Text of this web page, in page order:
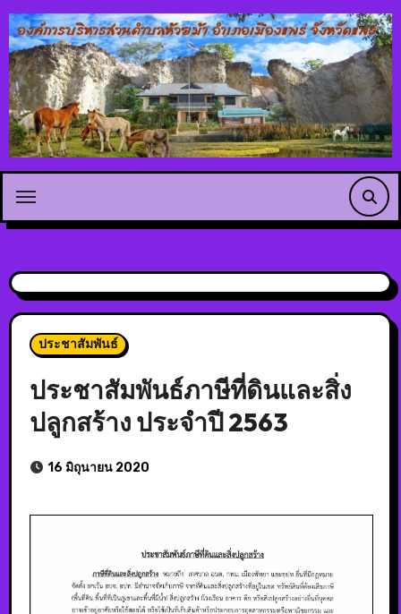
ประชาสัมพันธ์
ประชาสัมพันธ์ภาษีที่ดินและสิ่ง
ปลูกสร้าง ประจำปี 2563
16 มิถุนายน 2020